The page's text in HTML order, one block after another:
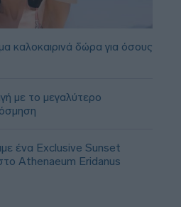
καλοκαιρινά δώρα για όσους
με το μεγαλύτερο
ένα Exclusive Sunset
Athenaeum Eridanus